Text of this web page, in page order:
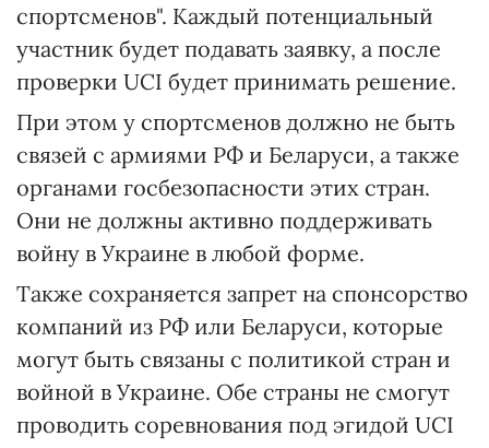
спортсменов". Каждый потенциальный
участник будет подавать заявку, а после
проверки UCI будет принимать решение.
При этом у спортсменов должно не быть
связей с армиями РФ и Беларуси, а также
органами госбезопасности этих стран.
Они не должны активно поддерживать
войну в Украине в любой форме.
Также сохраняется запрет на спонсорство
компаний из РФ или Беларуси, которые
могут быть связаны с политикой стран и
войной в Украине. Обе страны не смогут
проводить соревнования под эгидой UCI